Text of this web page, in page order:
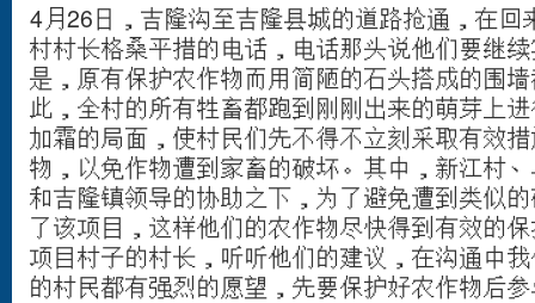
4月26日，吉隆沟至吉隆县城的道路抢通，在
村村长格桑平措的电话，电话那头说他们要继
是，原有保护农作物而用简陋的石头搭成的围
此，全村的所有牲畜都跑到刚刚出来的萌芽上
加霜的局面，使村民们先不得不立刻采取有效
物，以免作物遭到家畜的破坏。其中，新江村
和吉隆镇领导的协助之下，为了避免遭到类似
了该项目，这样他们的农作物尽快得到有效的
项目村子的村长，听听他们的建议，在沟通中
的村民都有强烈的愿望，先要保护好农作物后